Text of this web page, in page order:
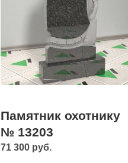
Памятник охотнику
№ 13203
71 300 руб.